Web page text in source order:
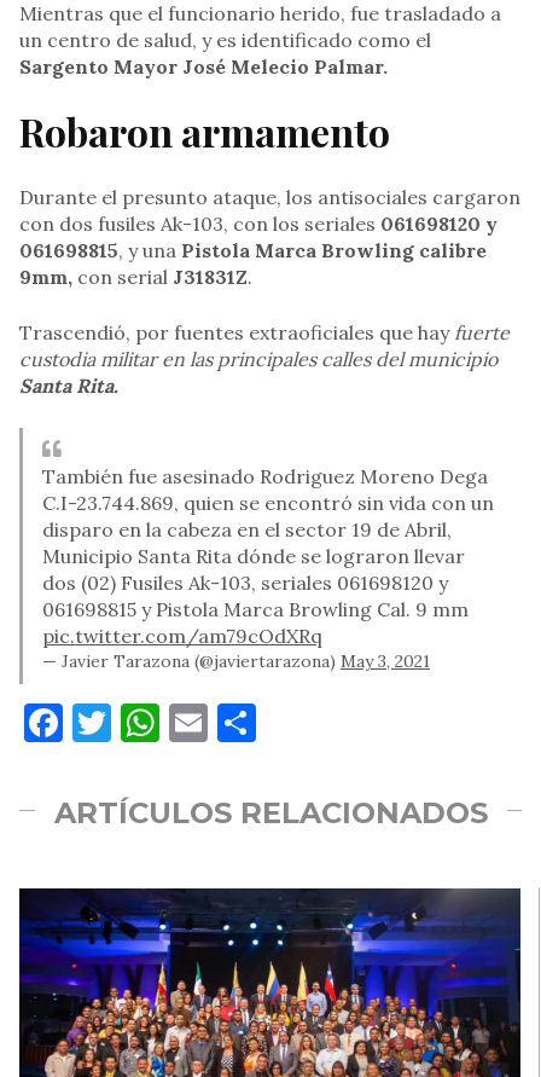
Mientras que el funcionario herido, fue trasladado a
un centro de salud, y es identificado como el
Sargento Mayor José Melecio Palmar.
Robaron armamento
Durante el presunto ataque, los antisociales cargaron
con dos fusiles Ak-103, con los seriales 061698120 y
061698815, y una Pistola Marca Browling calibre
9mm, con serial J31831Z.
Trascendió, por fuentes extraoficiales que hay fuerte
custodia militar en las principales calles del municipio
Santa Rita.
También fue asesinado Rodriguez Moreno Dega
C.I-23.744.869, quien se encontró sin vida con un
disparo en la cabeza en el sector 19 de Abril,
Municipio Santa Rita dónde se lograron llevar
dos (02) Fusiles Ak-103, seriales 061698120 y
061698815 y Pistola Marca Browling Cal. 9 mm
pic.twitter.com/am79cOdXRq
— Javier Tarazona (@javiertarazona) May 3, 2021
Facebook
Twitter
WhatsApp
Email
ARTÍCULOS RELACIONADOS